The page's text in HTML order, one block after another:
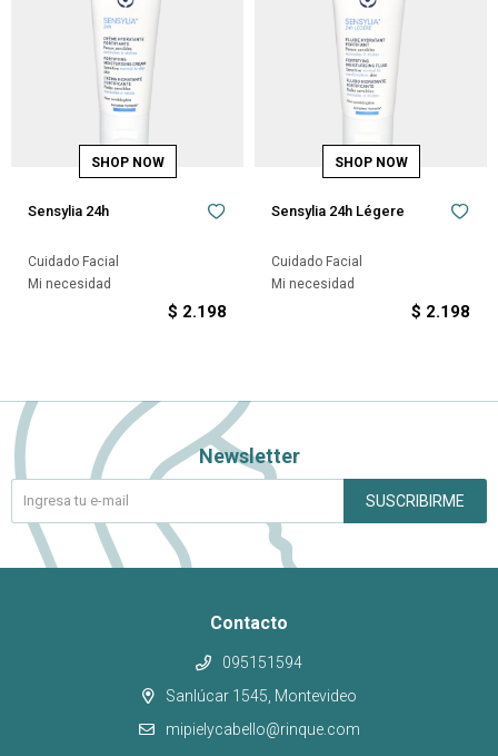
Sensylia 24h
Cuidado Facial
Mi necesidad
$ 2.198
Sensylia 24h Légere
Cuidado Facial
Mi necesidad
$ 2.198
Contacto
095151594
Sanlúcar 1545, Montevideo
mipielycabello@rinque.com
Newsletter
SUSCRIBIRME